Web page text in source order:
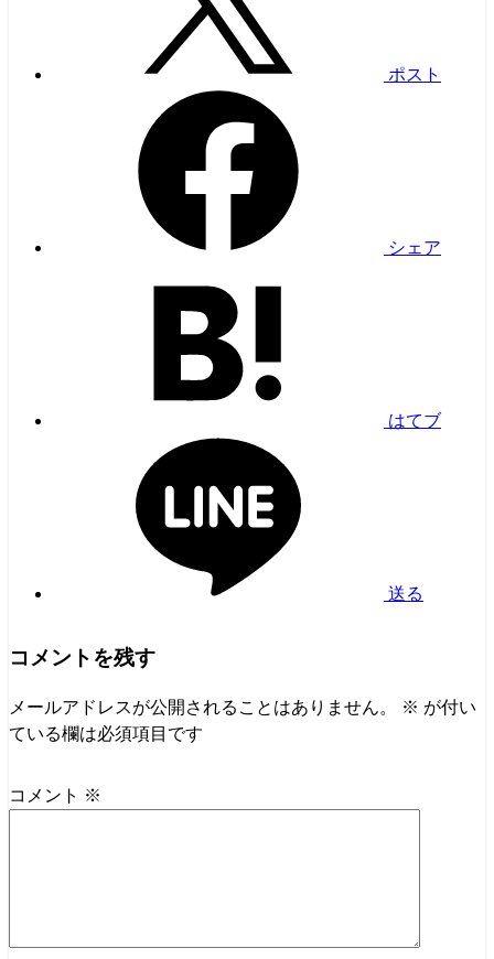
ポスト
シェア
はてブ
送る
コメントを残す
メールアドレスが公開されることはありません。 ※ が付い
ている欄は必須項目です
コメント ※